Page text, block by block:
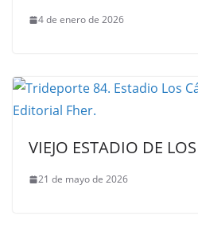
4 de enero de 2026
VIEJO ESTADIO DE
21 de mayo de 2026